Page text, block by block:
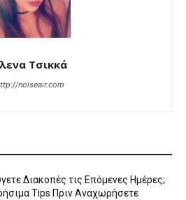
Τσικκά
noiseair.com
Διακοπές τις Επόμενες Ημέρες;
Tips Πριν Αναχωρήσετε